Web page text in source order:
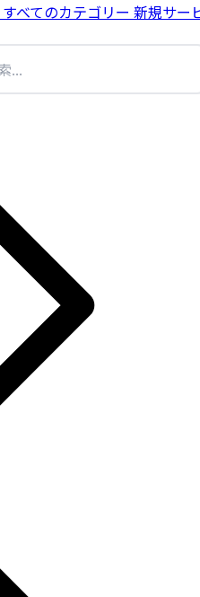
すべてのカテゴリー 新規サー